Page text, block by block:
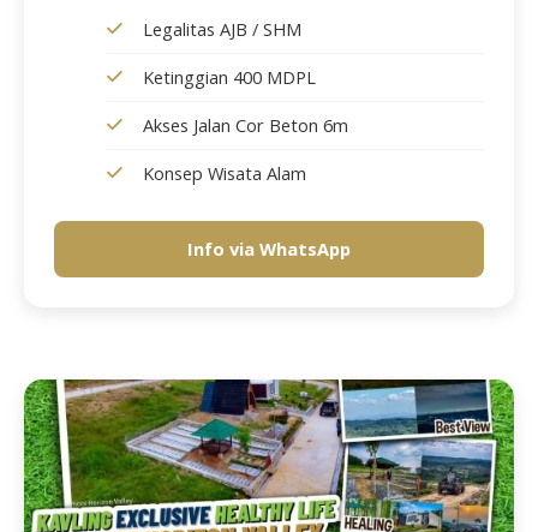
Legalitas AJB / SHM
Ketinggian 400 MDPL
Akses Jalan Cor Beton 6m
Konsep Wisata Alam
Info via WhatsApp